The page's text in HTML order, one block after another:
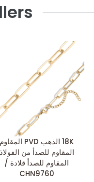
عرض سريع 18K الذهب PVD المقاوم
المقاوم للصدأ من الفولاذ
المقاوم للصدأ قلادة /
CHN9760